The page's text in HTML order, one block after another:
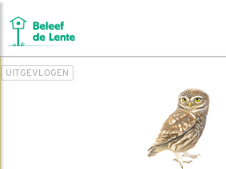
UITGEVLOGEN